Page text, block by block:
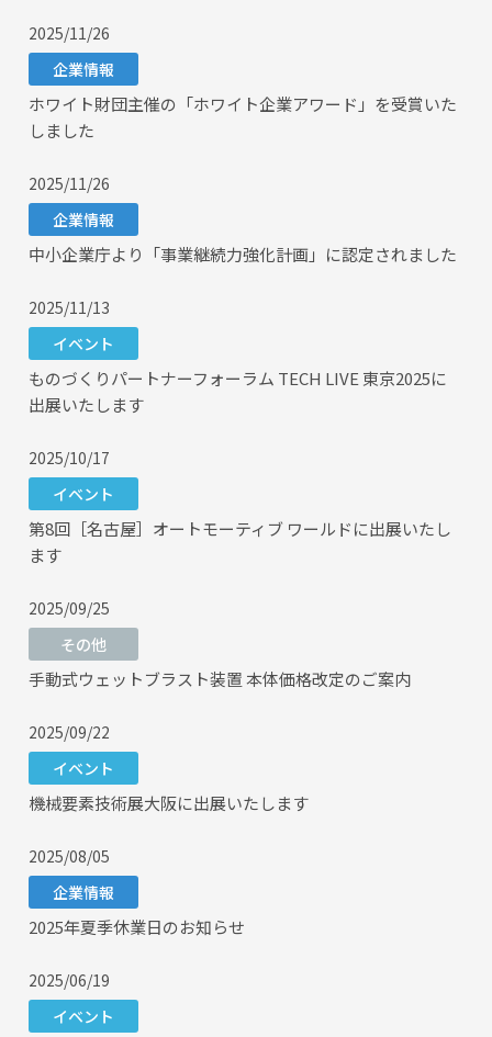
2025/11/26
企業情報
ホワイト財団主催の「ホワイト企業アワード」を受賞いた
しました
2025/11/26
企業情報
中小企業庁より「事業継続力強化計画」に認定されました
2025/11/13
イベント
ものづくりパートナーフォーラム TECH LIVE 東京2025に
出展いたします
2025/10/17
イベント
第8回［名古屋］オートモーティブ ワールドに出展いたし
ます
2025/09/25
その他
手動式ウェットブラスト装置 本体価格改定のご案内
2025/09/22
イベント
機械要素技術展大阪に出展いたします
2025/08/05
企業情報
2025年夏季休業日のお知らせ
2025/06/19
イベント